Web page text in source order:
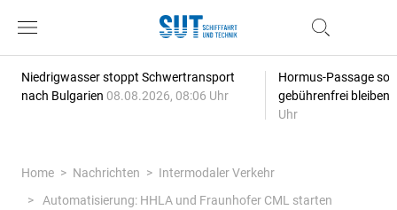
Niedrigwasser stoppt Schwertransport
nach Bulgarien 08.08.2026, 08:06 Uhr
Hormus-Passage
gebührenfrei bleiben
Uhr
Home Nachrichten
Intermodaler Verkehr
Automatisierung: HHLA und Fraunhofer CML starten